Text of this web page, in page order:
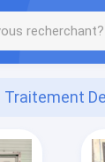
Traitement